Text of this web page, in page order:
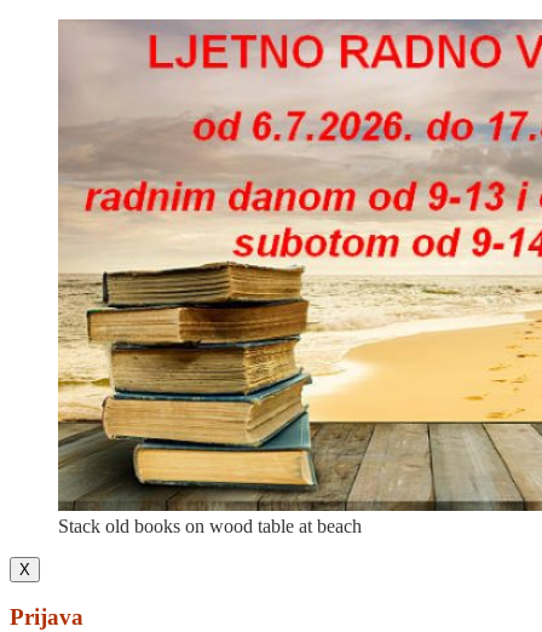
Stack old books on wood table at beach
X
Prijava